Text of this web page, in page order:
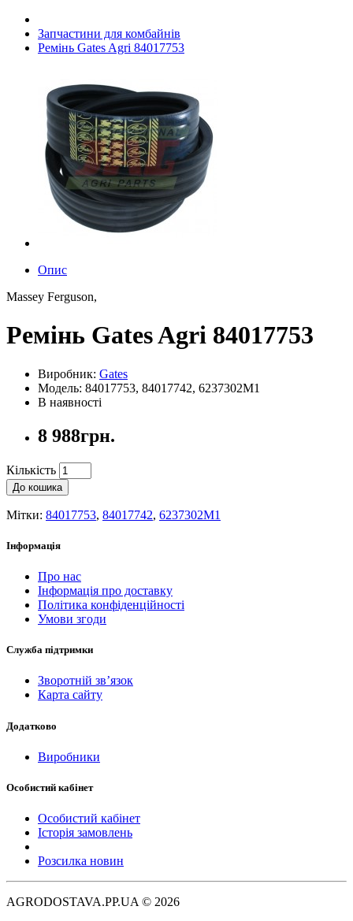
Запчастини для комбайнів
Ремінь Gates Agri 84017753
Опис
Massey Ferguson,
Ремінь Gates Agri 84017753
Виробник: Gates
Модель: 84017753, 84017742, 6237302M1
В наявності
8 988грн.
Кількість
До кошика
Мітки: 84017753, 84017742, 6237302M1
Інформація
Про нас
Інформація про доставку
Політика конфіденційності
Умови згоди
Служба підтримки
Зворотній зв’язок
Карта сайту
Додатково
Виробники
Особистий кабінет
Особистий кабінет
Історія замовлень
Розсилка новин
AGRODOSTAVA.PP.UA © 2026